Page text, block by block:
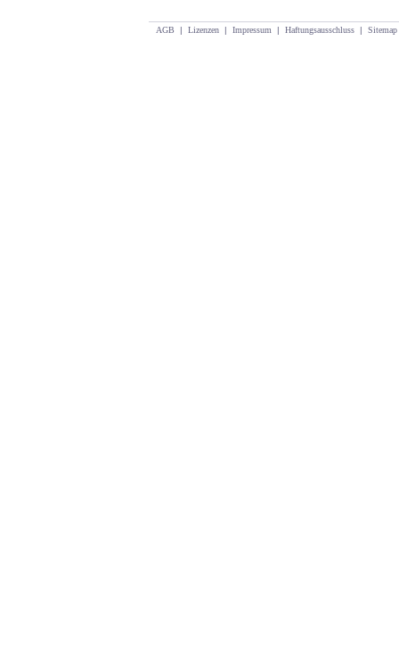
AGB | Lizenzen | Impressum | Haftungsausschluss | Sitemap